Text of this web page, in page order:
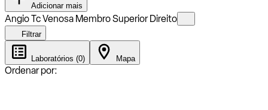
Adicionar mais
Angio Tc Venosa Membro Superior Direito
Filtrar
Laboratórios (0) Mapa
Ordenar por: